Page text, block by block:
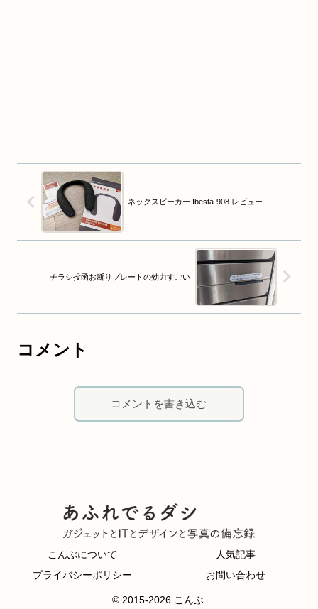
ネックスピーカー Ibesta-908 レビュー
チラシ投函お断りプレートの効力すごい
コメント
コメントを書き込む
こんぶについて
人気記事
プライバシーポリシー
お問い合わせ
© 2015-2026 こんぶ.